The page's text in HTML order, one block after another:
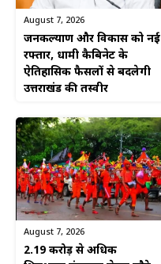
August 7, 2026
जनकल्याण और विकास को नई
रफ्तार, धामी कैबिनेट के
ऐतिहासिक फैसलों से बदलेगी
उत्तराखंड की तस्वीर
August 7, 2026
2.19 करोड़ से अधिक